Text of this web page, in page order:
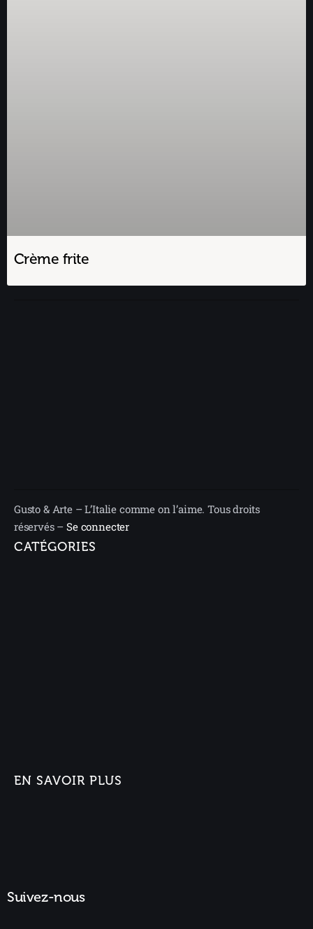
Crème frite
Gusto & Arte – L’Italie comme on l’aime. Tous droits
réservés –Se connecter
CATÉGORIES
EN SAVOIR PLUS
Suivez-nous